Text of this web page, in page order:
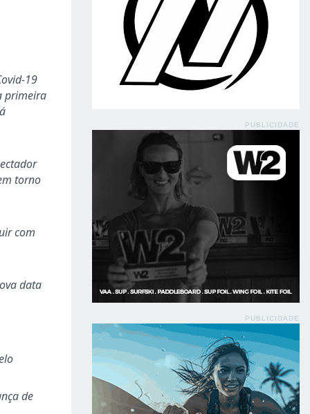
19
primeira
torno
com
data
de
PUBLICIDADE
PUBLICIDADE